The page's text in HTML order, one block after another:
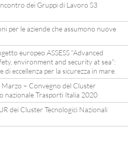
dei Gruppi di Lavoro S3
per le aziende che assumono nuove
europeo ASSESS “Advanced
environment and security at sea”:
di eccellenza per la sicurezza in mare
Marzo – Convegno del Cluster
nazionale Trasporti Italia 2020
dei Cluster Tecnologici Nazionali